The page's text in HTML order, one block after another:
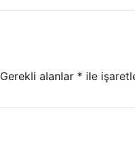
Gerekli alanlar * ile